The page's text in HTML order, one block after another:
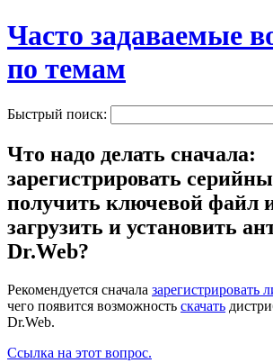
Часто задаваемые
по темам
Быстрый поиск:
Что надо делать сначала:
зарегистрировать
получить ключевой файл
загрузить и установить
Dr.Web?
Рекомендуется сначала зарегистрировать
чего появится возможность скачать
Dr.Web.
Ссылка на этот вопрос.